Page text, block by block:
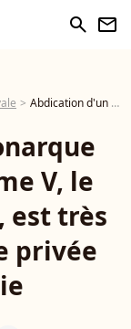
search newsletter
Abdication d'un monarque européen : Guillaume V, le nouveau Grand-Duc, est très heureux dans sa vie privée avec Stéphanie
V, le
est très
privée